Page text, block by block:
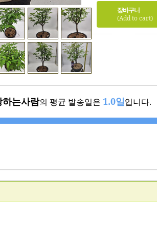
장바구니
(Add to cart)
는사람의 평균 발송일은 1.0일입니다.